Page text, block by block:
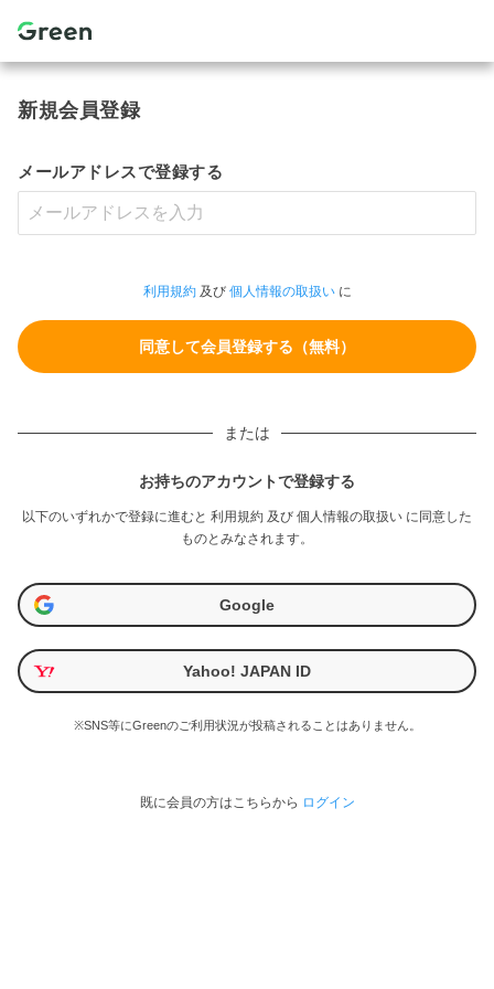
新規会員登録
メールアドレスで登録する
利用規約及び 個人情報の取扱いに
または
お持ちのアカウントで登録する
以下のいずれかで登録に進むと 利用規約 及び 個人情報の取扱い に同意した
ものとみなされます。
Google
Yahoo! JAPAN ID
※SNS等にGreenのご利用状況が投稿されることはありません。
既に会員の方はこちらから ログイン